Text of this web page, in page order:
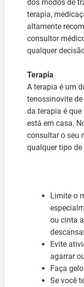
dos modos de
terapia,
altamente
consultor
qualquer
Terapia
A terapia é um
tenossinovite
da terapia é
está em casa.
consultar o seu
qualquer tipo
Limite o
ou cinta
Evite
agarrar
Faça
Se você